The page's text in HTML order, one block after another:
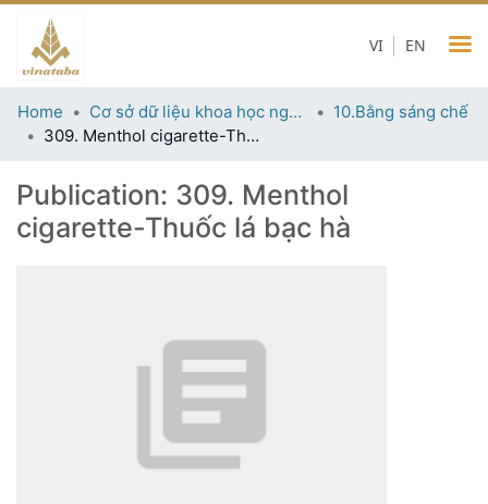
EN
VI
Home Cơ sở dữ liệu khoa học ngành thuốc lá
10.Bằng sáng chế
309. Menthol cigarette-Thuốc lá bạc hà
Publication: 309. Menthol
cigarette-Thuốc lá bạc hà